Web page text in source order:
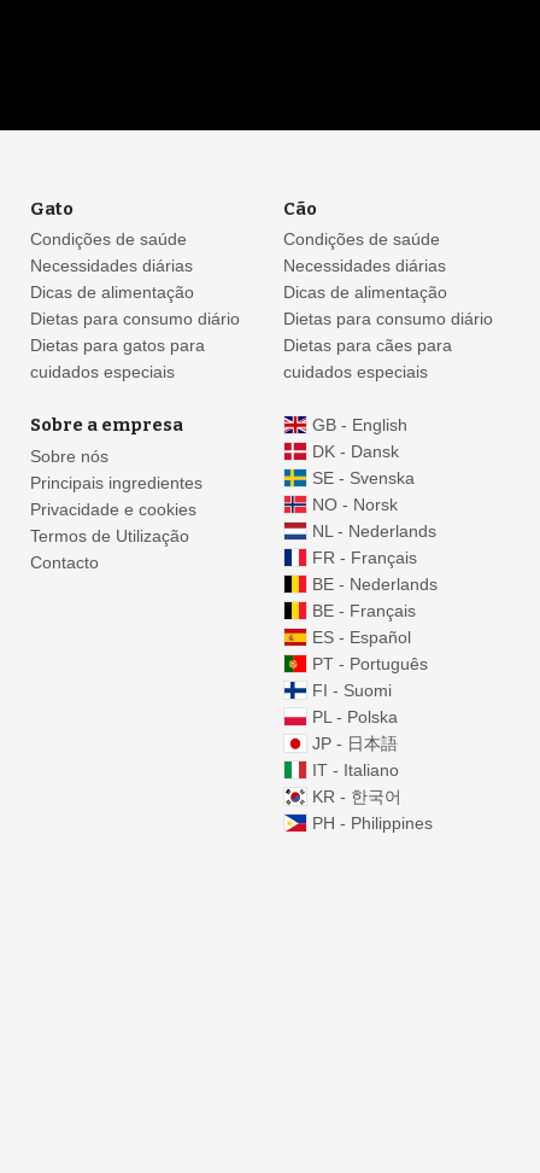
Gato
Condições de saúde
Necessidades diárias
Dicas de alimentação
Dietas para consumo diário
Dietas para gatos para
cuidados especiais
Cão
Condições de saúde
Necessidades diárias
Dicas de alimentação
Dietas para consumo diário
Dietas para cães para
cuidados especiais
Sobre a empresa
Sobre nós
Principais ingredientes
Privacidade e cookies
Termos de Utilização
Contacto
GB - English
DK - Dansk
SE - Svenska
NO - Norsk
NL - Nederlands
FR - Français
BE - Nederlands
BE - Français
ES - Español
PT - Português
FI - Suomi
PL - Polska
JP - 日本語
IT - Italiano
KR - 한국어
PH - Philippines